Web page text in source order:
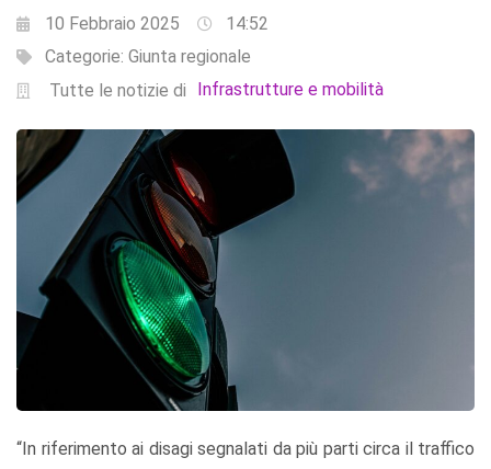
10 Febbraio 2025
14:52
Categorie: Giunta regionale
Tutte le notizie di
Infrastrutture e mobilità
“In riferimento ai disagi segnalati da più parti circa il traffico